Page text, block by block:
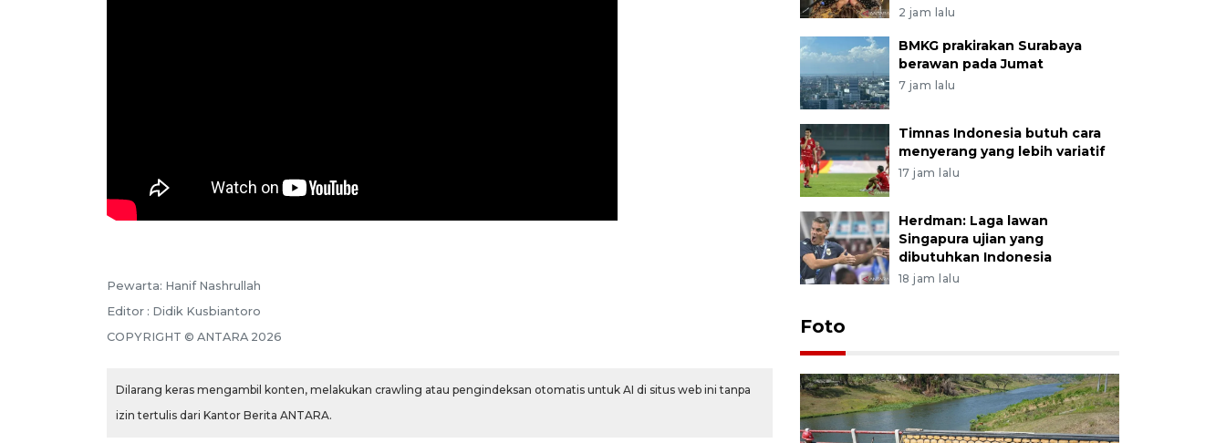
Pewarta: Hanif Nashrullah
Editor : Didik Kusbiantoro
COPYRIGHT © ANTARA 2026
Dilarang keras mengambil konten, melakukan crawling atau pengindeksan otomatis untuk AI di situs web ini tanpa
izin tertulis dari Kantor Berita ANTARA.
2 jam lalu
BMKG prakirakan Surabaya
berawan pada Jumat
7 jam lalu
Timnas Indonesia butuh cara
menyerang yang lebih variatif
17 jam lalu
Herdman: Laga lawan
Singapura ujian yang
dibutuhkan Indonesia
18 jam lalu
Foto